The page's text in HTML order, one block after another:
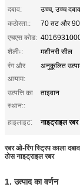
दबाव:
उच्च, उच्च दबाव
कठोरता::
70 तट और
एचएस कोड:
शैलीः:
मशीनरी सील
रंग और
आयाम:
अनुकूलित
उत्पत्ति का
स्थान::
ताइवान
हाइलाइट: नाइट्राइल
रबर ओ-रिंग स्ट्रिप काला दबाव
ठोस नाइट्राइल रबर
1. उत्पाद का वर्णन